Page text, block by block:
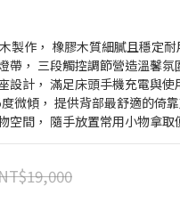
製作， 橡膠木質細膩且穩定耐
帶， 三段觸控調節營造溫馨氛
設計， 滿足床頭手機充電與使
微傾， 提供背部最舒適的倚靠
空間， 隨手放置常用小物拿取